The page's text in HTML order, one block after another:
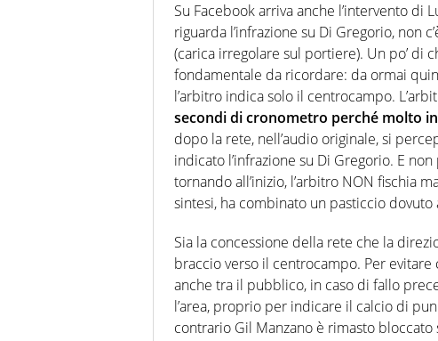
Su Facebook arriva anche l’intervento di
riguarda l’infrazione su Di Gregorio, non
(carica irregolare sul portiere). Un po’ di
fondamentale da ricordare: da ormai
l’arbitro indica solo il centrocampo.
secondi di cronometro perché molto
dopo la rete, nell’audio originale, si
indicato l’infrazione su Di Gregorio. E
tornando all’inizio, l’arbitro NON fischia
sintesi, ha combinato un pasticcio
Sia la concessione della rete che la
braccio verso il centrocampo. Per
anche tra il pubblico, in caso di fallo
l’area, proprio per indicare il calcio di
contrario Gil Manzano è rimasto